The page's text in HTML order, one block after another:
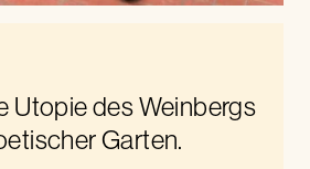
Utopie des Weinbergs
Garten.